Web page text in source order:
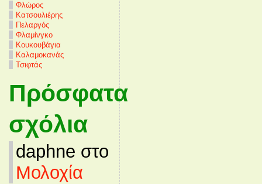
Φλώρος
Κατσουλιέρης
Πελαργός
Φλαμίνγκο
Κουκουβάγια
Καλαμοκανάς
Τσιφτάς
Πρόσφατα
σχόλια
daphne στο
Μολοχία